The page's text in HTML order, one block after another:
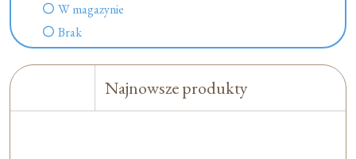
W magazynie
Brak
Najnowsze produkty